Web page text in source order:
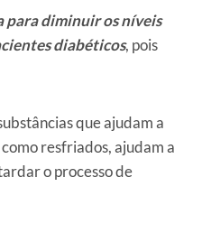
para diminuir os níveis
diabéticos, pois
que ajudam a
resfriados, ajudam a
o processo de